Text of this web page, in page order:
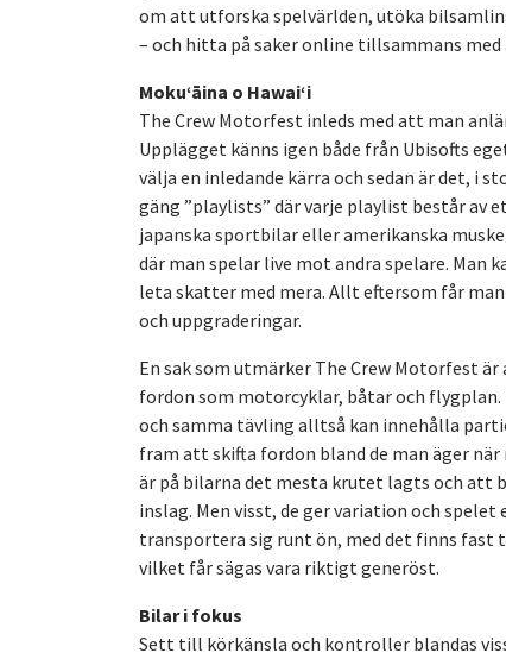
om att utforska spelvärlden, utöka
– och hitta på saker online tillsammans
Mokuʻāina o Hawaiʻi
The Crew Motorfest inleds med att man
Upplägget känns igen både från Ubisofts
välja en inledande kärra och sedan är det,
gäng ”playlists” där varje playlist består av
japanska sportbilar eller amerikanska
där man spelar live mot andra spelare. Man
leta skatter med mera. Allt eftersom får
och uppgraderingar.
En sak som utmärker The Crew Motorfest
fordon som motorcyklar, båtar och
och samma tävling alltså kan innehålla
fram att skifta fordon bland de man äger
är på bilarna det mesta krutet lagts och att
inslag. Men visst, de ger variation och
transportera sig runt ön, med det finns fast
vilket får sägas vara riktigt generöst.
Bilar i fokus
Sett till körkänsla och kontroller blandas